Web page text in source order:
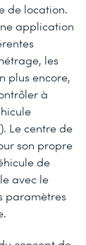
de location.
application
les
plus encore,
à
Le centre de
son propre
de
avec le
paramètres